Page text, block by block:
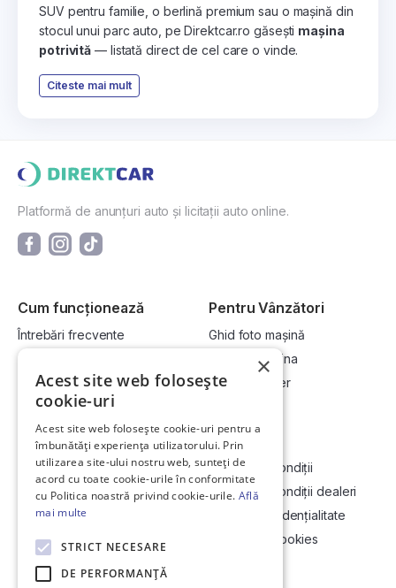
SUV pentru familie, o berlină premium sau o mașină din
stocul unui parc auto, pe Direktcar.ro găsești mașina
potrivită — listată direct de cel care o vinde.
Citeste mai mult
Platformă de anunțuri auto și licitații auto online.
Cum funcționează
Întrebări frecvente
Cum vând la licitație?
Pentru Vânzători
Ghid foto mașină
Vinde-ți mașina
Devino dealer
Link-uri utile
Informații utile vizionare
Contact
Soluționarea Online a litigiilor
ANCP
Compania
Termeni și condiții
Termeni și condiții dealeri
Politică confidențialitate
Politica de cookies
×
Acest site web folosește
cookie-uri
Acest site web folosește cookie-uri pentru a
îmbunătăți experiența utilizatorului. Prin
utilizarea site-ului nostru web, sunteți de
acord cu toate cookie-urile în conformitate
cu Politica noastră privind cookie-urile. Află
mai multe
STRICT NECESARE
DE PERFORMANȚĂ